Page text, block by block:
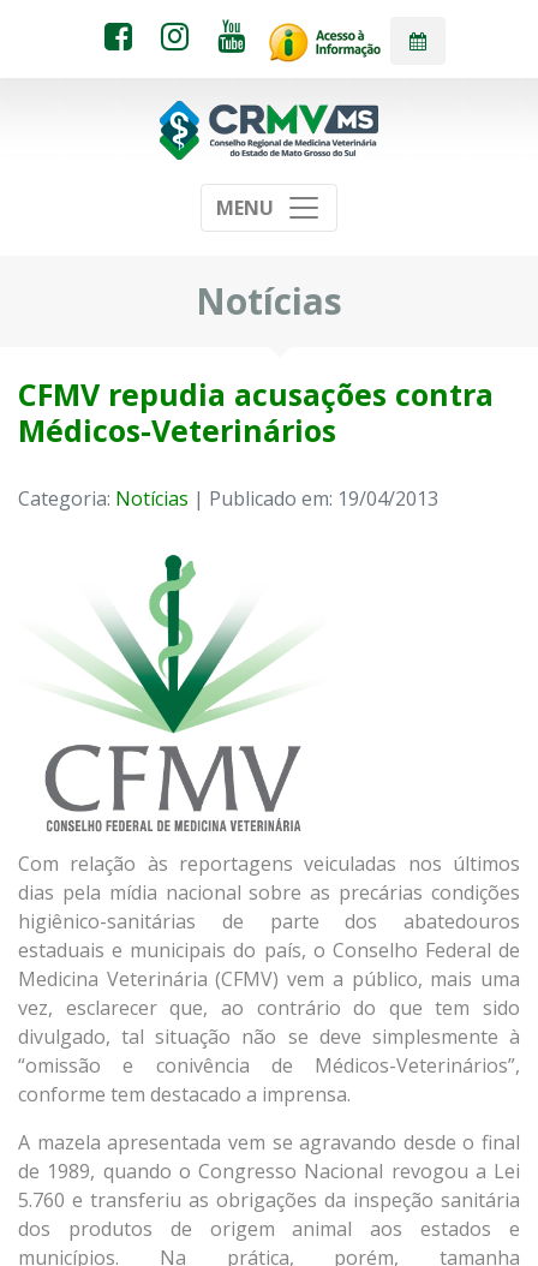
MENU
Notícias
CFMV repudia acusações contra
Médicos-Veterinários
Categoria: Notícias | Publicado em: 19/04/2013
Com relação às reportagens veiculadas nos últimos
dias pela mídia nacional sobre as precárias condições
higiênico-sanitárias de parte dos abatedouros
estaduais e municipais do país, o Conselho Federal de
Medicina Veterinária (CFMV) vem a público, mais uma
vez, esclarecer que, ao contrário do que tem sido
divulgado, tal situação não se deve simplesmente à
“omissão e conivência de Médicos-Veterinários”,
conforme tem destacado a imprensa.
A mazela apresentada vem se agravando desde o final
de 1989, quando o Congresso Nacional revogou a Lei
5.760 e transferiu as obrigações da inspeção sanitária
dos produtos de origem animal aos estados e
municípios. Na prática, porém, tamanha